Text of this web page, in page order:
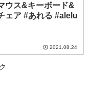
ウス&キーボード&
ェア #あれる #alelu
2021.08.24